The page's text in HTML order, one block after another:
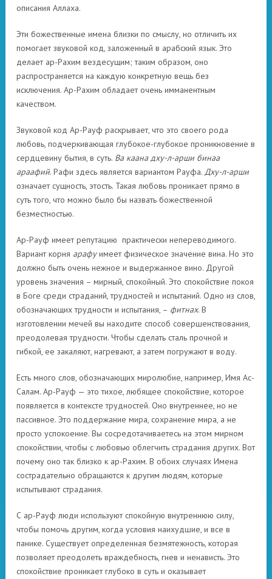
описания Аллаха.
Эти божественные имена близки по смыслу, но отличить их
помогает звуковой код, заложенный в арабский язык. Это
делает ар-Рахим вездесущим; таким образом, оно
распространяется на каждую конкретную вещь без
исключения. Ар-Рахим обладает очень имманентным
качеством.
Звуковой код Ар-Рауф раскрывает, что это своего рода
любовь, подчеркивающая глубокое-глубокое проникновение в
сердцевину бытия, в суть. Ва каана дху-л-арши бинаа
араафий. Рафи здесь является вариантом Рауфа. Дху-л-арши
означает сущность, этость. Такая любовь проникает прямо в
суть того, что можно было бы назвать божественной
безместностью.
Ар-Рауф имеет репутацию практически непереводимого.
Вариант корня арафуимеет физическое значение вина. Но это
должно быть очень нежное и выдержанное вино. Другой
уровень значения – мирный, спокойный. Это спокойствие покоя
в Боге среди страданий, трудностей и испытаний. Одно из слов,
обозначающих трудности и испытания, – фитнах. В
изготовлении мечей вы находите способ совершенствования,
преодолевая трудности. Чтобы сделать сталь прочной и
гибкой, ее закаляют, нагревают, а затем погружают в воду.
Есть много слов, обозначающих миролюбие, например, Имя Ас-
Салам. Ар-Рауф — это тихое, любящее спокойствие, которое
появляется в контексте трудностей. Оно внутреннее, но не
пассивное. Это поддержание мира, сохранение мира, а не
просто успокоение. Вы сосредотачиваетесь на этом мирном
спокойствии, чтобы с любовью облегчить страдания других. Вот
почему оно так близко к ар-Рахим. В обоих случаях Имена
сострадательно обращаются к другим людям, которые
испытывают страдания.
С ар-Рауф люди используют спокойную внутреннюю силу,
чтобы помочь другим, когда условия наихудшие, и все в
панике. Существует определенная безмятежность, которая
позволяет преодолеть враждебность, гнев и ненависть. Это
спокойствие проникает глубоко в суть и оказывает